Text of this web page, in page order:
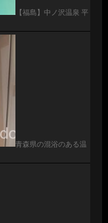
【福島】中ノ沢温泉 平
青森県の混浴のある温